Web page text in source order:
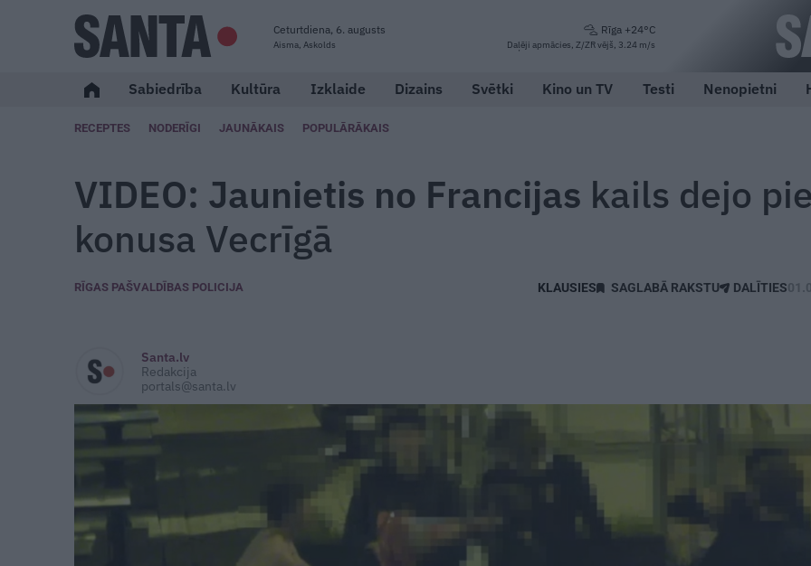
Ceturtdiena, 6. augusts
Aisma, Askolds
Rīga +24°C
Daļēji apmācies, Z/ZR vējš, 3.24 m/s
Sabiedrība Kultūra Izklaide Dizains Svētki Kino un TV Testi Nenopietni
RECEPTES NODERĪGI JAUNĀKAIS POPULĀRĀKAIS
VIDEO: Jaunietis no Francijas kails dejo pie
konusa Vecrīgā
RĪGAS PAŠVALDĪBAS POLICIJA SAGLABĀ RAKSTU DALĪTIES
Santa.lv
Redakcija
portals@santa.lv